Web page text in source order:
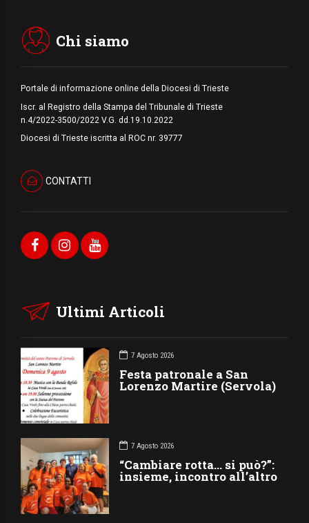
Chi siamo
Portale di informazione online della Diocesi di Trieste
Iscr. al Registro della Stampa del Tribunale di Trieste
n.4/2022-3500/2022 V.G. dd.19.10.2022
Diocesi di Trieste iscritta al ROC nr. 39777
CONTATTI
Ultimi Articoli
7 Agosto 2026
Festa patronale a San
Lorenzo Martire (Servola)
7 Agosto 2026
“Cambiare rotta… si può?”:
insieme, incontro all’altro